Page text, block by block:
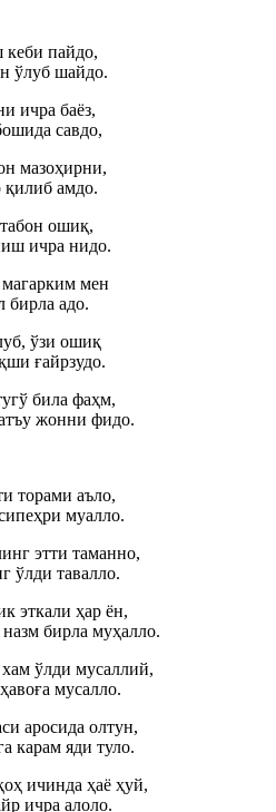
кеби пайдо,
ўлуб шайдо.
ичра баёз,
савдо,
мазоҳирни,
қилиб амдо.
ошиқ,
ичра нидо.
мен
бирла адо.
ўзи ошиқ
ғайрзудо.
била фаҳм,
жонни фидо.
торами аъло,
муалло.
этти таманно,
ўлди тавалло.
эткали ҳар ён,
бирла муҳалло.
ўлди мусаллий,
мусалло.
аросида олтун,
карам яди туло.
ичинда ҳаё ҳуй,
ичра алоло.